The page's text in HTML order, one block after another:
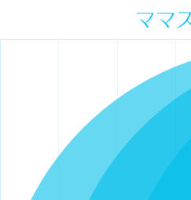
ママの才能発信
表現ステージ マ
ンスを表現した
ます